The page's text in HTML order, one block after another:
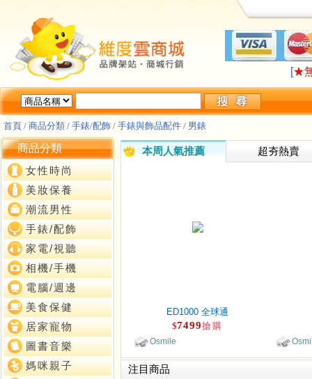
[★
首頁 / 商品分類 / 手錶/配飾 / 手錶與飾品配件 / 男錶
商品分類
女性時尚
美妝保養
潮流男性
手錶/配飾
家電/視聽
相機/手機
電腦/週邊
美食保健
居家寵物
圖書音樂
媽咪親子
本周人氣推薦 超夯熱賣
ED1000 全球通
$7499搶購
Osmile
注目商品